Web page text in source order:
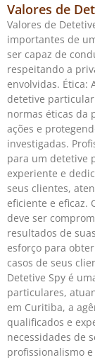
Valores de
Valores de
importantes de
ser capaz de
respeitando a
envolvidas. Ética:
detetive
normas éticas da
ações e
investigadas.
para um detetive
experiente e
seus clientes,
eficiente e eficaz.
deve ser
resultados de
esforço para
casos de seus
Detetive Spy é
particulares,
em Curitiba, a
qualificados e
necessidades de
profissionalismo